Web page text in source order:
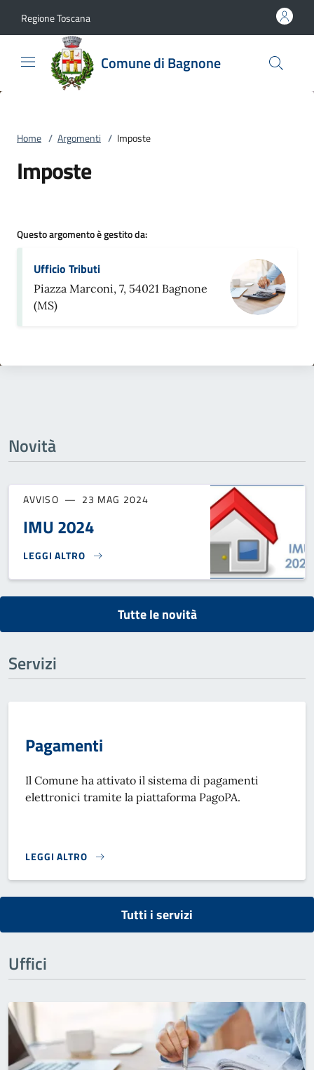
Regione Toscana
Comune di Bagnone
Home / Argomenti / Imposte
Imposte
Questo argomento è gestito da:
Ufficio Tributi
Piazza Marconi, 7, 54021 Bagnone
(MS)
Novità
AVVISO 23 MAG 2024
IMU 2024
LEGGI ALTRO
IMU 2024}
Tutte le novità
Servizi
Pagamenti
Il Comune ha attivato il sistema di pagamenti
elettronici tramite la piattaforma PagoPA.
LEGGI ALTRO
PAGAMENTI}
Tutti i servizi
Uffici